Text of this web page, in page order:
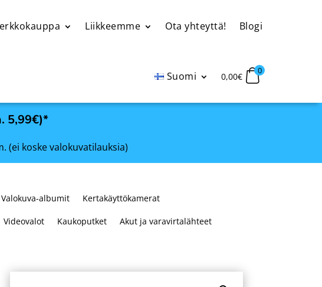
Liikkeemme Ota yhteyttä! Blogi
Suomi 0,00€
0
5,99€)*
(ei koske valokuvatilauksia)
Valokuva-albumit Kertakäyttökamerat
Videovalot Kaukoputket Akut ja varavirtalähteet